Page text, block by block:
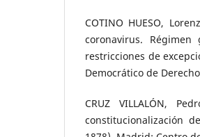
COTINO HUESO,
coronavirus.
restricciones de
Democrático de
CRUZ VILLALÓN,
constitucionalización